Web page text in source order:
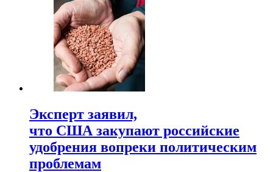
Эксперт заявил,
что США закупают российские
удобрения вопреки политическим
проблемам